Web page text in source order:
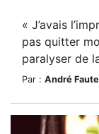
« J’avais
pas quitter
paralyser de
Par : André